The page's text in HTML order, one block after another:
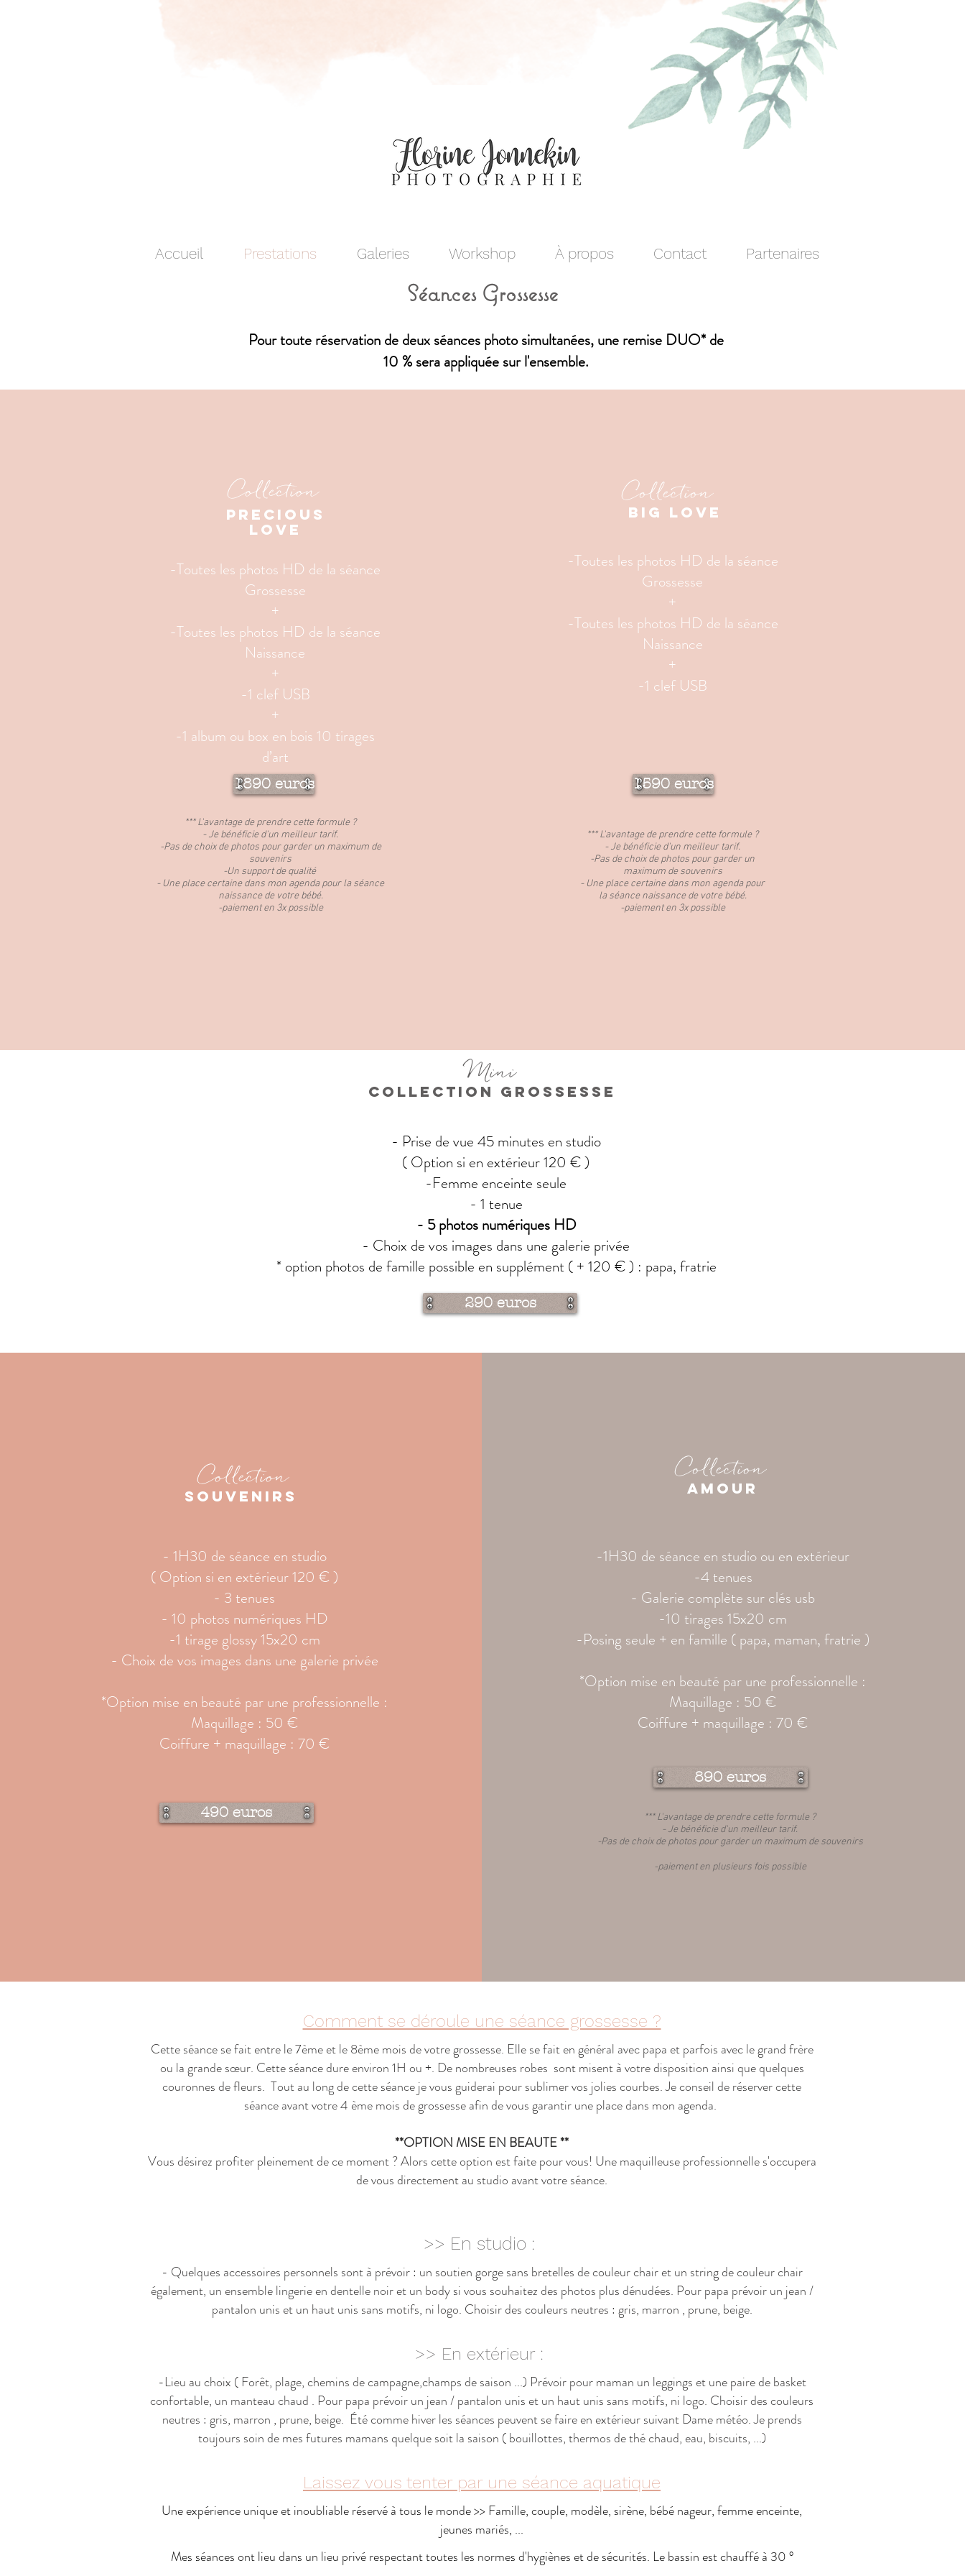
Accueil Prestations Galeries Workshop À propos Contact Partenaires
Séances Grossesse
Pour toute réservation de deux séances photo simultanées, une remise DUO* de
10 % sera appliquée sur l'ensemble.
Collection
Precious
love
-Toutes les photos HD de la séance
Grossesse
+
-Toutes les photos HD de la séance
Naissance
+
-1 clef USB
+
-1 album ou box en bois 10 tirages
d’art
1890 euros
*** L'avantage de prendre cette formule ?
- Je bénéficie d'un meilleur tarif.
-Pas de choix de photos pour garder un maximum de
souvenirs
-Un support de qualité
- Une place certaine dans mon agenda pour la séance
naissance de votre bébé.
-paiement en 3x possible
Collection
Big LOVE
-Toutes les photos HD de la séance
Grossesse
+
-Toutes les photos HD de la séance
Naissance
+
-1 clef USB
1590 euros
*** L'avantage de prendre cette formule ?
- Je bénéficie d'un meilleur tarif.
-Pas de choix de photos pour garder un
maximum de souvenirs
- Une place certaine dans mon agenda pour
la séance naissance de votre bébé.
-paiement en 3x possible
Mini
Collection grossesse
- Prise de vue 45 minutes en studio
( Option si en extérieur 120 € )
-Femme enceinte seule
- 1 tenue
- 5 photos numériques HD
- Choix de vos images dans une galerie privée
* option photos de famille possible en supplément ( + 120 € ) : papa, fratrie
290 euros
Collection
souvenirs
- 1H30 de séance en studio
( Option si en extérieur 120 € )
- 3 tenues
- 10 photos numériques HD
-1 tirage glossy 15x20 cm
- Choix de vos images dans une galerie privée
*Option mise en beauté par une professionnelle :
Maquillage : 50 €
Coiffure + maquillage : 70 €
490 euros
Collection
AMOUR
-1H30 de séance en studio ou en extérieur
-4 tenues
- Galerie complète sur clés usb
-10 tirages 15x20 cm
-Posing seule + en famille ( papa, maman, fratrie )
*Option mise en beauté par une professionnelle :
Maquillage : 50 €
Coiffure + maquillage : 70 €
890 euros
*** L'avantage de prendre cette formule ?
- Je bénéficie d'un meilleur tarif.
-Pas de choix de photos pour garder un maximum de souvenirs
-paiement en plusieurs fois possible
Comment se déroule une séance grossesse ?
Cette séance se fait entre le 7ème et le 8ème mois de votre grossesse. Elle se fait en général avec papa et parfois avec le grand frère
ou la grande sœur. Cette séance dure environ 1H ou +. De nombreuses robes sont misent à votre disposition ainsi que quelques
couronnes de fleurs. Tout au long de cette séance je vous guiderai pour sublimer vos jolies courbes.Je conseil de réserver cette
séance avant votre 4 ème mois de grossesse afin de vous garantir une place dans mon agenda.
**OPTION MISE EN BEAUTE **
Vous désirez profiter pleinement de ce moment ? Alors cette option est faite pour vous! Unemaquilleuse professionnelle s'occupera
de vous directement au studio avant votre séance.
>> En studio :
- Quelques accessoires personnels sont à prévoir : un soutien gorge sans bretelles de couleur chair et un string de couleur chair
également, un ensemble lingerie en dentelle noir et un body si vous souhaitez des photos plus dénudées. Pour papa prévoir un jean /
pantalon unis et un haut unis sans motifs, ni logo. Choisir des couleurs neutres : gris, marron , prune, beige.
>> En extérieur :
-Lieu au choix ( Forêt, plage, chemins de campagne,champs de saison ...) Prévoir pour maman un leggings et une paire de basket
confortable, un manteau chaud . Pour papa prévoir un jean / pantalon unis et un haut unis sans motifs, ni logo. Choisir des couleurs
neutres : gris, marron , prune, beige. Été comme hiver les séances peuvent se faire en extérieur suivant Dame météo. Je prends
toujours soin de mes futures mamans quelque soit la saison ( bouillottes, thermos de thé chaud, eau, biscuits, ...)
Laissez vous tenter par une séance aquatique
Une expérience unique et inoubliable réservé à tous le monde >> Famille, couple, modèle, sirène, bébé nageur, femme enceinte,
jeunes mariés, ...
Mes séances ont lieu dans un lieu privé respectant toutes les normes d'hygiènes et de sécurités. Le bassin est chauffé à 30 °